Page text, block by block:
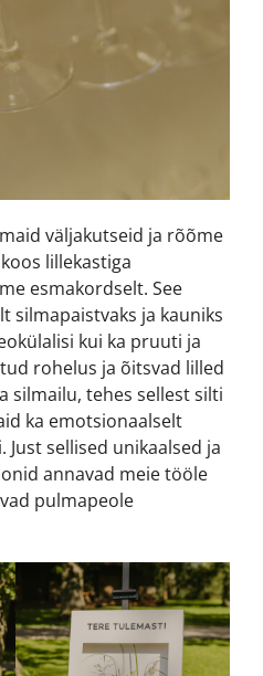
väljakutseid ja rõõme
lillekastiga
esmakordselt. See
silmapaistvaks ja kauniks
kui ka pruuti ja
rohelus ja õitsvad lilled
silmailu, tehes sellest silti
ka emotsionaalselt
sellised unikaalsed ja
annavad meie tööle
pulmapeole